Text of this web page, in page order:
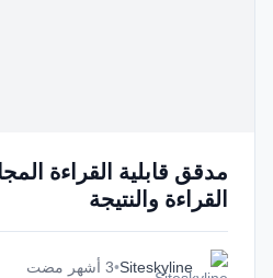
مدقق قابلية القراءة
القراءة والنتيجة
Siteskyline
•3 أشهر مضت